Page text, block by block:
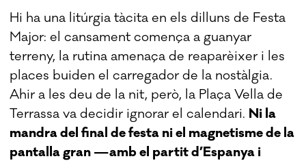
Hi ha una litúrgia tàcita en els dilluns de Festa
Major: el cansament comença a guanyar
terreny, la rutina amenaça de reaparèixer i les
places buiden el carregador de la nostàlgia.
Ahir a les deu de la nit, però, la Plaça Vella de
Terrassa va decidir ignorar el calendari. Ni la
mandra del final de festa ni el magnetisme de la
pantalla gran —amb el partit d’Espanya i